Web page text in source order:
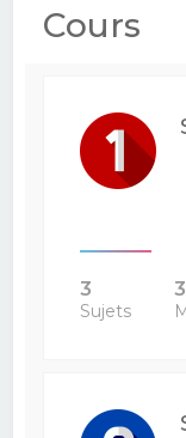
Cours
3
Sujets
3